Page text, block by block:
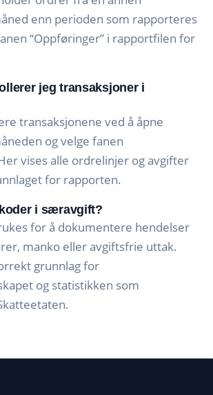
enn perioden som rapporteres
“Oppføringer” i rapportfilen for
jeg transaksjoner i
transaksjonene ved å åpne
og velge fanen
vises alle ordrelinjer og avgifter
for rapporten.
i særavgift?
for å dokumentere hendelser
manko eller avgiftsfrie uttak.
grunnlag for
og statistikken som